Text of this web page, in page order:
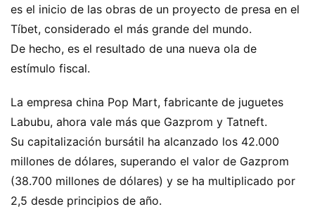
es el inicio de las obras de un proyecto de presa en el
Tíbet, considerado el más grande del mundo.
De hecho, es el resultado de una nueva ola de
estímulo fiscal.
La empresa china Pop Mart, fabricante de juguetes
Labubu, ahora vale más que Gazprom y Tatneft.
Su capitalización bursátil ha alcanzado los 42.000
millones de dólares, superando el valor de Gazprom
(38.700 millones de dólares) y se ha multiplicado por
2,5 desde principios de año.